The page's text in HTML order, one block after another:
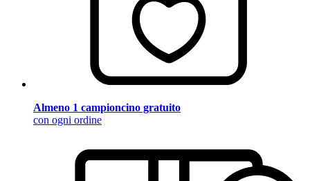
Almeno 1 campioncino gratuito
con ogni ordine